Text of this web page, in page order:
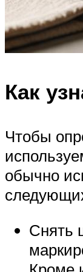
Как
Чтобы
обычно
Снять